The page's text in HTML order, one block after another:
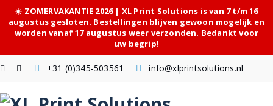
☀️ ZOMERVAKANTIE 2026 | XL Print Solutions is van 7 t/m 16
augustus gesloten. Bestellingen blijven gewoon mogelijk en
worden vanaf 17 augustus weer verzonden. Bedankt voor
uw begrip!
to
info@xlprintsolutions.nl
+31 (0)345-503561